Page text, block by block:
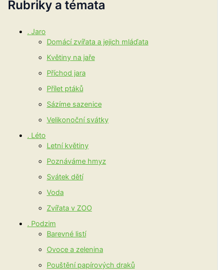
Rubriky a témata
. Jaro
Domácí zvířata a jejich mláďata
Květiny na jaře
Příchod jara
Přílet ptáků
Sázíme sazenice
Velikonoční svátky
. Léto
Letní květiny
Poznáváme hmyz
Svátek dětí
Voda
Zvířata v ZOO
. Podzim
Barevné listí
Ovoce a zelenina
Pouštění papírových draků